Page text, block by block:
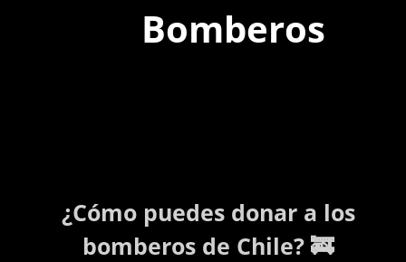
Bomberos
¿Cómo puedes donar a los
bomberos de Chile? 🚒